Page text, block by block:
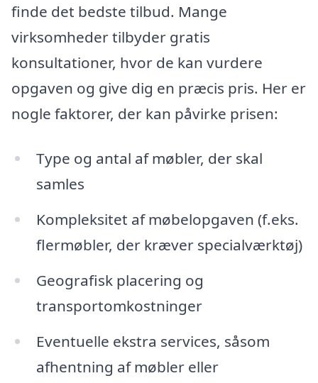
finde det bedste tilbud. Mange
virksomheder tilbyder gratis
konsultationer, hvor de kan vurdere
opgaven og give dig en præcis pris. Her er
nogle faktorer, der kan påvirke prisen:
Type og antal af møbler, der skal
samles
Kompleksitet af møbelopgaven (f.eks.
flermøbler, der kræver specialværktøj)
Geografisk placering og
transportomkostninger
Eventuelle ekstra services, såsom
afhentning af møbler eller